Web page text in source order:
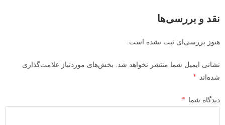
نقد و بررسی‌ها
هنوز بررسی‌ای ثبت نشده است.
نشانی ایمیل شما منتشر نخواهد شد.
بخش‌های موردنیاز علامت‌گذاری
شده‌اند
*
دیدگاه شما *